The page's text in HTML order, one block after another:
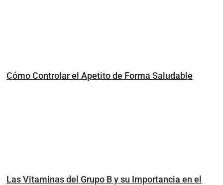
Cómo Controlar el Apetito de Forma Saludable
Las Vitaminas del Grupo B y su Importancia en el